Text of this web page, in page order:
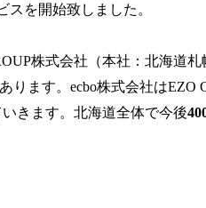
を開始致しました。
株式会社（本社：北海道
ります。ecbo株式会社はEZO
きます。北海道全体で今後